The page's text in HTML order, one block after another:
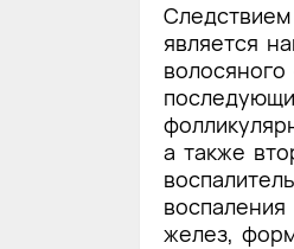
является
а также
желез,